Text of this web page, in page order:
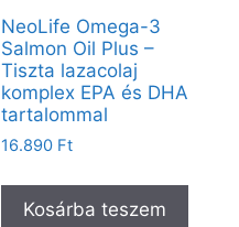
NeoLife Omega-3
Salmon Oil Plus –
Tiszta lazacolaj
komplex EPA és DHA
tartalommal
16.890 Ft
Kosárba teszem